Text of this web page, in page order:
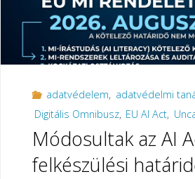
adatvédelem, adatvédelmi
Digitális Omnibusz, EU AI Act,
Módosultak az AI
felkészülési